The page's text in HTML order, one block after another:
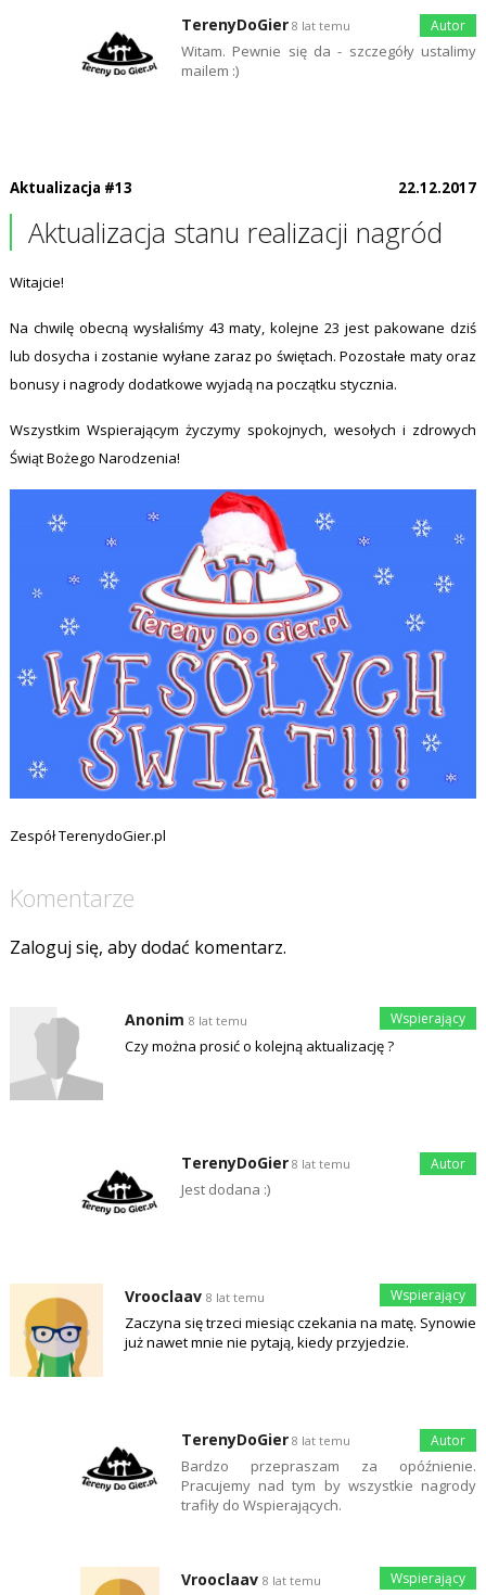
TerenyDoGier 8 lat temu
Witam. Pewnie się da - szczegóły ustalimy
mailem :)
Aktualizacja #13 22.12.2017
Aktualizacja stanu realizacji nagród
Witajcie!
Na chwilę obecną wysłaliśmy 43 maty, kolejne 23 jest pakowane dziś
lub dosycha i zostanie wyłane zaraz po świętach. Pozostałe maty oraz
bonusy i nagrody dodatkowe wyjadą na początku stycznia.
Wszystkim Wspierającym życzymy spokojnych, wesołych i zdrowych
Świąt Bożego Narodzenia!
Zespół TerenydoGier.pl
Komentarze
Zaloguj się, aby dodać komentarz.
Anonim 8 lat temu
Czy można prosić o kolejną aktualizację ?
TerenyDoGier 8 lat temu
Jest dodana :)
Vrooclaav 8 lat temu
Zaczyna się trzeci miesiąc czekania na matę. Synowie
już nawet mnie nie pytają, kiedy przyjedzie.
TerenyDoGier 8 lat temu
Bardzo przepraszam za opóźnienie.
Pracujemy nad tym by wszystkie nagrody
trafiły do Wspierających.
Vrooclaav 8 lat temu